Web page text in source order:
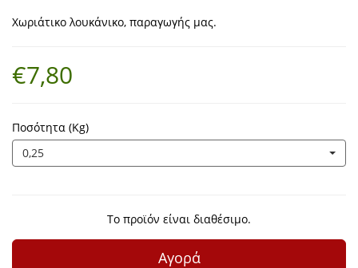
Χωριάτικο λουκάνικο, παραγωγής μας.
€7,80
Ποσότητα (Kg)
0,25
Το προϊόν είναι διαθέσιμο.
Αγορά